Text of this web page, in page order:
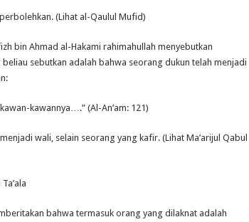
(Lihat al-Qaulul Mufid)
bin Ahmad al-Hakami rahimahullah menyebutkan
sebutkan adalah bahwa seorang dukun telah menjadi
kawannya….” (Al-An’am: 121)
wali, selain seorang yang kafir. (Lihat Ma’arijul Qabul
bahwa termasuk orang yang dilaknat adalah